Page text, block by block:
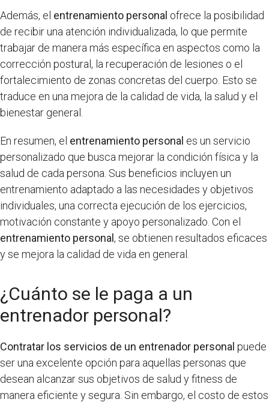
Además, el entrenamiento personal ofrece la posibilidad
de recibir una atención individualizada, lo que permite
trabajar de manera más específica en aspectos como la
corrección postural, la recuperación de lesiones o el
fortalecimiento de zonas concretas del cuerpo. Esto se
traduce en una mejora de la calidad de vida, la salud y el
bienestar general.
En resumen, el entrenamiento personal es un servicio
personalizado que busca mejorar la condición física y la
salud de cada persona. Sus beneficios incluyen un
entrenamiento adaptado a las necesidades y objetivos
individuales, una correcta ejecución de los ejercicios,
motivación constante y apoyo personalizado. Con el
entrenamiento personal , se obtienen resultados eficaces
y se mejora la calidad de vida en general.
¿Cuánto se le paga a un
entrenador personal?
Contratar los servicios de un entrenador personal puede
ser una excelente opción para aquellas personas que
desean alcanzar sus objetivos de salud y fitness de
manera eficiente y segura. Sin embargo, el costo de estos